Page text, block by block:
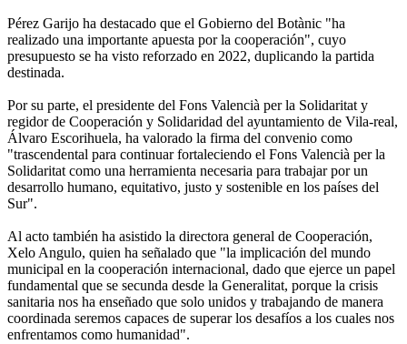
Pérez Garijo ha destacado que el Gobierno del Botànic "ha
realizado una importante apuesta por la cooperación", cuyo
presupuesto se ha visto reforzado en 2022, duplicando la partida
destinada.
Por su parte, el presidente del Fons Valencià per la Solidaritat y
regidor de Cooperación y Solidaridad del ayuntamiento de Vila-real,
Álvaro Escorihuela, ha valorado la firma del convenio como
"trascendental para continuar fortaleciendo el Fons Valencià per la
Solidaritat como una herramienta necesaria para trabajar por un
desarrollo humano, equitativo, justo y sostenible en los países del
Sur".
Al acto también ha asistido la directora general de Cooperación,
Xelo Angulo, quien ha señalado que "la implicación del mundo
municipal en la cooperación internacional, dado que ejerce un papel
fundamental que se secunda desde la Generalitat, porque la crisis
sanitaria nos ha enseñado que solo unidos y trabajando de manera
coordinada seremos capaces de superar los desafíos a los cuales nos
enfrentamos como humanidad".